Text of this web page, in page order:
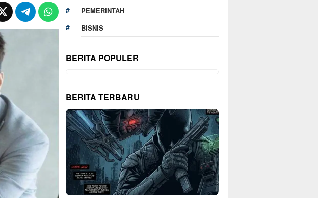
PEMERINTAH
BISNIS
BERITA POPULER
BERITA TERBARU